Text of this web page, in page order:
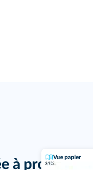
Vue papier
à proposer ?